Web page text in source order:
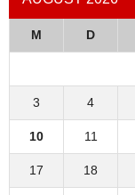
M D
3 4
10 11
17 18